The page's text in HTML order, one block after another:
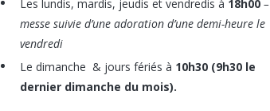
Les lundis, mardis, jeudis et vendredis à 18h00 –
messe suivie d’une adoration d’une demi-heure le
vendredi
Le dimanche & jours fériés à 10h30 (9h30 le
dernier dimanche du mois).